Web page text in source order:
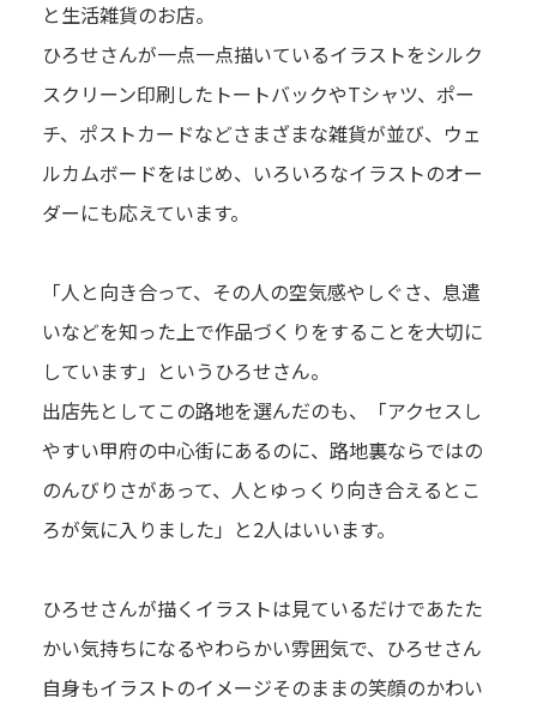
と生活雑貨のお店。
ひろせさんが一点一点描いているイラストをシルク
スクリーン印刷したトートバックやTシャツ、ポー
チ、ポストカードなどさまざまな雑貨が並び、ウェ
ルカムボードをはじめ、いろいろなイラストのオー
ダーにも応えています。
「人と向き合って、その人の空気感やしぐさ、息遣
いなどを知った上で作品づくりをすることを大切に
しています」というひろせさん。
出店先としてこの路地を選んだのも、「アクセスし
やすい甲府の中心街にあるのに、路地裏ならではの
のんびりさがあって、人とゆっくり向き合えるとこ
ろが気に入りました」と2人はいいます。
ひろせさんが描くイラストは見ているだけであたた
かい気持ちになるやわらかい雰囲気で、ひろせさん
自身もイラストのイメージそのままの笑顔のかわい